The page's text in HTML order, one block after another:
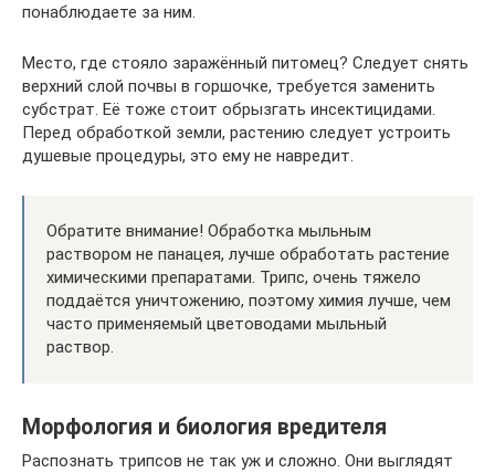
понаблюдаете за ним.
Место, где стояло заражённый питомец? Следует снять
верхний слой почвы в горшочке, требуется заменить
субстрат. Её тоже стоит обрызгать инсектицидами.
Перед обработкой земли, растению следует устроить
душевые процедуры, это ему не навредит.
Обратите внимание! Обработка мыльным
раствором не панацея, лучше обработать растение
химическими препаратами. Трипс, очень тяжело
поддаётся уничтожению, поэтому химия лучше, чем
часто применяемый цветоводами мыльный
раствор.
Морфология и биология вредителя
Распознать трипсов не так уж и сложно. Они выглядят